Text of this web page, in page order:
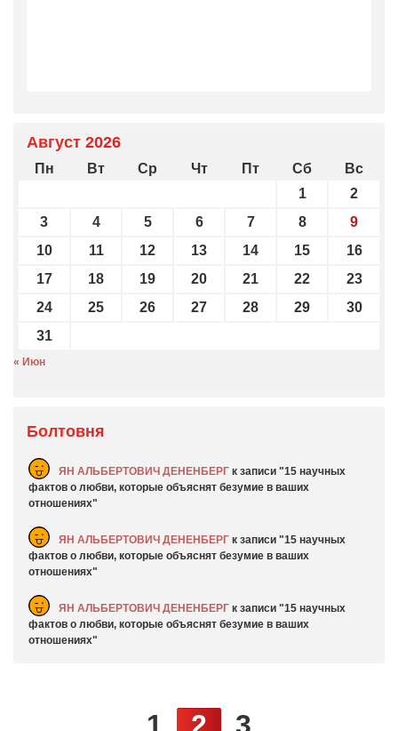
Август 2026
Пн Вт Ср Чт Пт Сб
Вс
1
2
3
4 5 6 7 8
9
10
11 12 13 14 15
16
17
18 19 20 21 22
23
24
25 26 27 28 29
30
31
« Июн
Болтовня
ЯН АЛЬБЕРТОВИЧ ДЕНЕНБЕРГ к записи
15 научных
фактов о любви, которые объяснят безумие в ваших
отношениях
ЯН АЛЬБЕРТОВИЧ ДЕНЕНБЕРГ к записи
15 научных
фактов о любви, которые объяснят безумие в ваших
отношениях
ЯН АЛЬБЕРТОВИЧ ДЕНЕНБЕРГ к записи
15 научных
фактов о любви, которые объяснят безумие в ваших
отношениях